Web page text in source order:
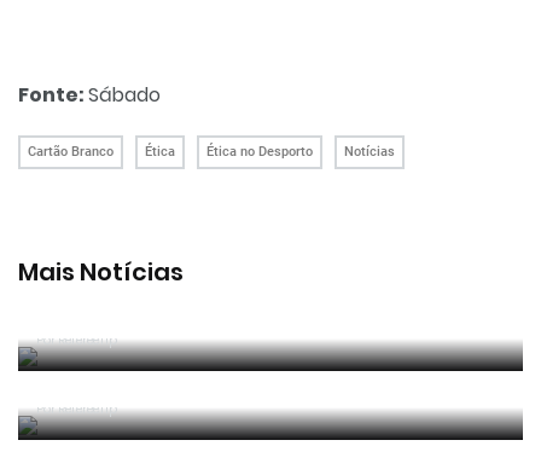
Fonte:Sábado
Cartão Branco Ética Ética no Desporto Notícias
Mais Notícias
Por RefereeTip
João Pinheiro nomeado pela FIFA para o Mundial
Por RefereeTip
APAF espera que câmaras corporais possam